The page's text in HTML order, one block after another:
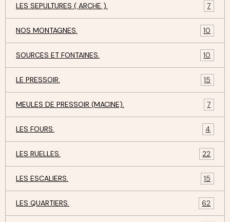
LES SEPULTURES ( ARCHE ). 7
NOS MONTAGNES. 10
SOURCES ET FONTAINES. 10
LE PRESSOIR. 15
MEULES DE PRESSOIR (MACINE). 7
LES FOURS. 4
LES RUELLES. 22
LES ESCALIERS. 15
LES QUARTIERS. 62